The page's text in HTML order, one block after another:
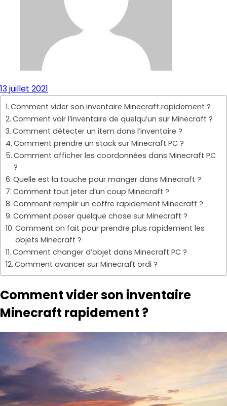
13 juillet 2021
Comment vider son inventaire Minecraft rapidement ?
Comment voir l’inventaire de quelqu’un sur Minecraft ?
Comment détecter un item dans l’inventaire ?
Comment prendre un stack sur Minecraft PC ?
Comment afficher les coordonnées dans Minecraft PC
?
Quelle est la touche pour manger dans Minecraft ?
Comment tout jeter d’un coup Minecraft ?
Comment remplir un coffre rapidement Minecraft ?
Comment poser quelque chose sur Minecraft ?
Comment on fait pour prendre plus rapidement les
objets Minecraft ?
Comment changer d’objet dans Minecraft PC ?
Comment avancer sur Minecraft ordi ?
Comment vider son inventaire
Minecraft rapidement ?